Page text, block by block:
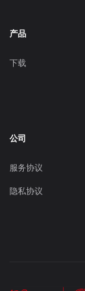
产品
下载
公司
服务协议
隐私协议